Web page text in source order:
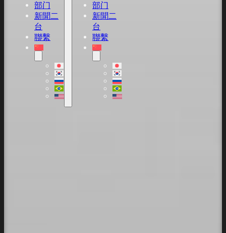
部门
新聞二
台
聯繫
部门
新聞二
台
聯繫